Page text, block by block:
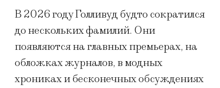
В 2026 году Голливуд будто сократился
до нескольких фамилий. Они
появляются на главных премьерах, на
обложках журналов, в модных
хрониках и бесконечных обсуждениях